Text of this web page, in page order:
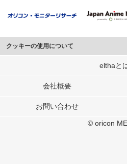
クッキーの使用について
このサイトでは Cookie を使用して、ユー
行っています。
メディアや広告配信、データ解析の各パー
elthaと
会社概要
お問い合わせ
© oricon